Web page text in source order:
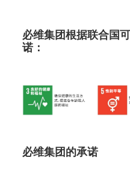
必维集团根据联合国
诺：
必维集团的承诺